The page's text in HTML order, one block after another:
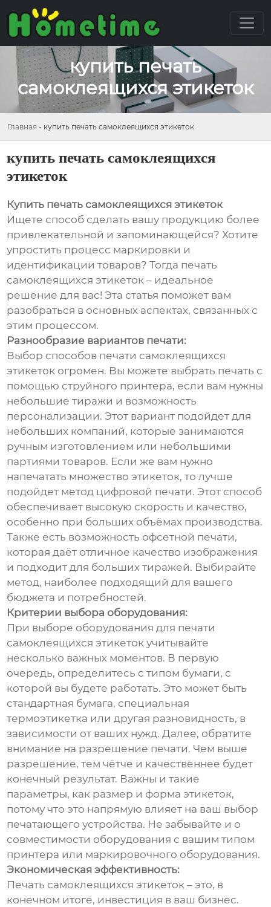
купить печать
самоклеящихся этикеток
Главная - купить печать самоклеящихся этикеток
купить печать самоклеящихся
этикеток
Купить печать самоклеящихся этикеток
Ищете способ сделать вашу продукцию более
привлекательной и запоминающейся? Хотите
упростить процесс маркировки и
идентификации товаров? Тогда печать
самоклеящихся этикеток – идеальное
решение для вас! Эта статья поможет вам
разобраться в основных аспектах, связанных с
этим процессом.
Разнообразие вариантов печати:
Выбор способов печати самоклеящихся
этикеток огромен. Вы можете выбрать печать с
помощью струйного принтера, если вам нужны
небольшие тиражи и возможность
персонализации. Этот вариант подойдет для
небольших компаний, которые занимаются
ручным изготовлением или небольшими
партиями товаров. Если же вам нужно
напечатать множество этикеток, то лучше
подойдет метод цифровой печати. Этот способ
обеспечивает высокую скорость и качество,
особенно при больших объёмах производства.
Также есть возможность офсетной печати,
которая даёт отличное качество изображения
и подходит для больших тиражей. Выбирайте
метод, наиболее подходящий для вашего
бюджета и потребностей.
Критерии выбора оборудования:
При выборе оборудования для печати
самоклеящихся этикеток учитывайте
несколько важных моментов. В первую
очередь, определитесь с типом бумаги, с
которой вы будете работать. Это может быть
стандартная бумага, специальная
термоэтикетка или другая разновидность, в
зависимости от ваших нужд. Далее, обратите
внимание на разрешение печати. Чем выше
разрешение, тем чётче и качественнее будет
конечный результат. Важны и такие
параметры, как размер и форма этикеток,
потому что это напрямую влияет на ваш выбор
печатающего устройства. Не забывайте и о
совместимости оборудования с вашим типом
принтера или маркировочного оборудования.
Экономическая эффективность:
Печать самоклеящихся этикеток – это, в
конечном итоге, инвестиция в ваш бизнес.